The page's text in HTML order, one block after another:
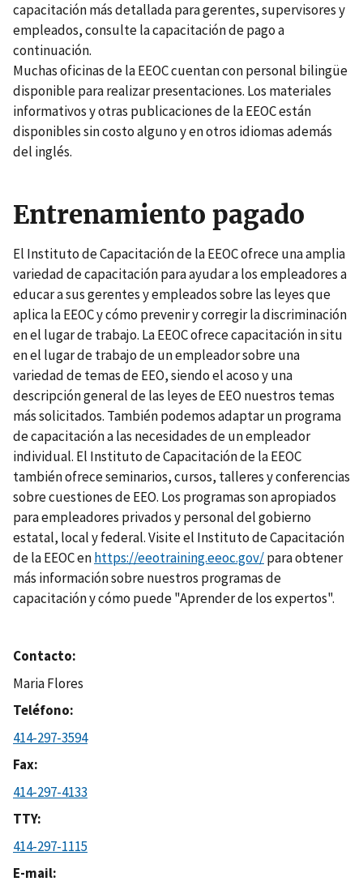
capacitación más detallada para gerentes, supervisores y
empleados, consulte la capacitación de pago a
continuación.
Muchas oficinas de la EEOC cuentan con personal bilingüe
disponible para realizar presentaciones. Los materiales
informativos y otras publicaciones de la EEOC están
disponibles sin costo alguno y en otros idiomas además
del inglés.
Entrenamiento pagado
El Instituto de Capacitación de la EEOC ofrece una amplia
variedad de capacitación para ayudar a los empleadores a
educar a sus gerentes y empleados sobre las leyes que
aplica la EEOC y cómo prevenir y corregir la discriminación
en el lugar de trabajo. La EEOC ofrece capacitación in situ
en el lugar de trabajo de un empleador sobre una
variedad de temas de EEO, siendo el acoso y una
descripción general de las leyes de EEO nuestros temas
más solicitados. También podemos adaptar un programa
de capacitación a las necesidades de un empleador
individual. El Instituto de Capacitación de la EEOC
también ofrece seminarios, cursos, talleres y conferencias
sobre cuestiones de EEO. Los programas son apropiados
para empleadores privados y personal del gobierno
estatal, local y federal. Visite el Instituto de Capacitación
de la EEOC enhttps://eeotraining.eeoc.gov/para obtener
más información sobre nuestros programas de
capacitación y cómo puede "Aprender de los expertos".
Contacto
Maria Flores
Teléfono
414-297-3594
Fax
414-297-4133
TTY
414-297-1115
E-mail